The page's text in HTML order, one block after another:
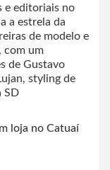
e editoriais no
a estrela da
de modelo e
com um
de Gustavo
styling de
SD
loja no Catuaí